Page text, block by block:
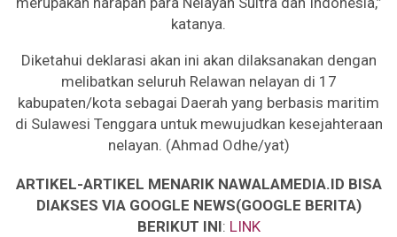
katanya.
Diketahui deklarasi akan ini akan dilaksanakan dengan
melibatkan seluruh Relawan nelayan di 17
kabupaten/kota sebagai Daerah yang berbasis maritim
di Sulawesi Tenggara untuk mewujudkan kesejahteraan
nelayan. (Ahmad Odhe/yat)
ARTIKEL-ARTIKEL MENARIK NAWALAMEDIA.ID BISA
DIAKSES VIA GOOGLE NEWS(GOOGLE BERITA)
BERIKUT INI: LINK